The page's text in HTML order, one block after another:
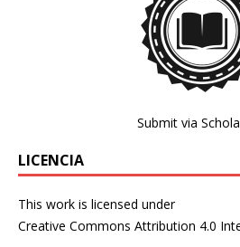
Submit via
LICENCIA
This work is licensed under
Creative Commons Attribution 4.0